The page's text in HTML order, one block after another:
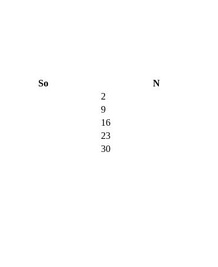
So
N
2
9
16
23
30